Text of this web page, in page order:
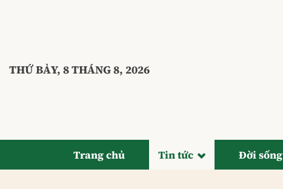
THỨ BẢY, 8 THÁNG 8, 2026
Trang chủ Tin tức Đời sống